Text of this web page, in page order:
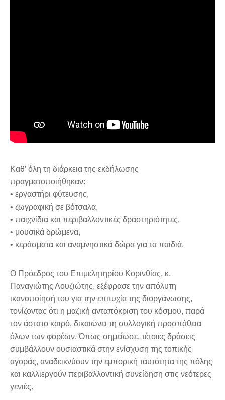
Καθ’ όλη τη διάρκεια της εκδήλωσης
πραγματοποιήθηκαν:
• εργαστήρι φύτευσης,
• ζωγραφική σε βότσαλα,
• παιχνίδια και περιβαλλοντικές δραστηριότητες,
• μουσικά δρώμενα,
• κεράσματα και αναμνηστικά δώρα για τα παιδιά.
Ο Πρόεδρος του Επιμελητηρίου Κορινθίας, κ.
Παναγιώτης Λουζιώτης, εξέφρασε την απόλυτη
ικανοποίησή του για την επιτυχία της διοργάνωσης,
τονίζοντας ότι η μαζική ανταπόκριση του κόσμου, παρά
τον άστατο καιρό, δικαιώνει τη συλλογική προσπάθεια
όλων των φορέων. Όπως σημείωσε, τέτοιες δράσεις
συμβάλλουν ουσιαστικά στην ενίσχυση της τοπικής
αγοράς, αναδεικνύουν την εμπορική ταυτότητα της πόλης
και καλλιεργούν περιβαλλοντική συνείδηση στις νεότερες
γενιές.